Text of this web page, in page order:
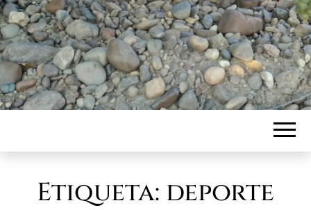
Etiqueta: deporte